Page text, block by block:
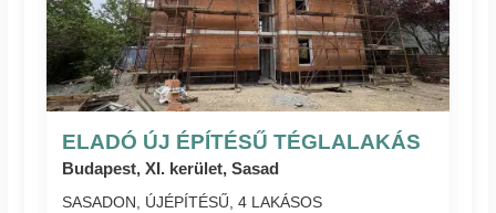
ELADÓ ÚJ ÉPÍTÉSŰ TÉGLALAKÁS
Budapest, XI. kerület, Sasad
SASADON, ÚJÉPÍTÉSŰ, 4 LAKÁSOS